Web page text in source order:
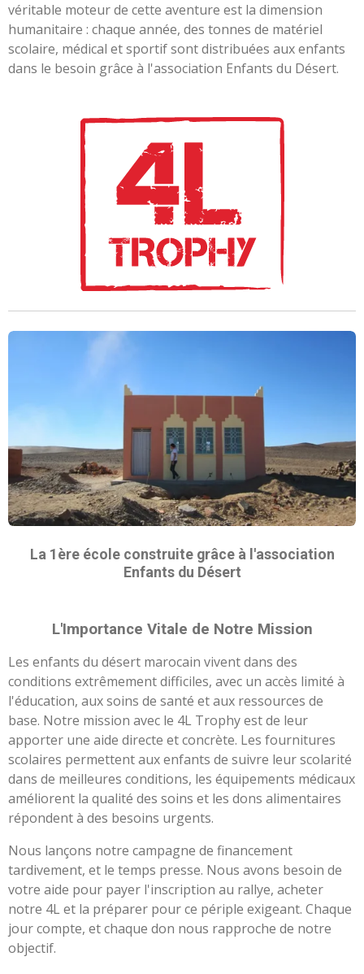
véritable moteur de cette aventure est la dimension
humanitaire : chaque année, des tonnes de matériel
scolaire, médical et sportif sont distribuées aux enfants
dans le besoin grâce à l'association Enfants du Désert.
La 1ère école construite grâce à l'association
Enfants du Désert
L'Importance Vitale de Notre Mission
Les enfants du désert marocain vivent dans des
conditions extrêmement difficiles, avec un accès limité à
l'éducation, aux soins de santé et aux ressources de
base. Notre mission avec le 4L Trophy est de leur
apporter une aide directe et concrète. Les fournitures
scolaires permettent aux enfants de suivre leur scolarité
dans de meilleures conditions, les équipements médicaux
améliorent la qualité des soins et les dons alimentaires
répondent à des besoins urgents.
Nous lançons notre campagne de financement
tardivement, et le temps presse. Nous avons besoin de
votre aide pour payer l'inscription au rallye, acheter
notre 4L et la préparer pour ce périple exigeant. Chaque
jour compte, et chaque don nous rapproche de notre
objectif.